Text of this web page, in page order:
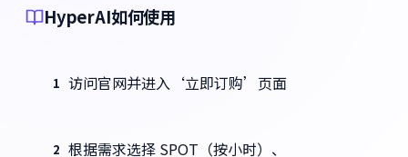
HyperAI如何使用
1 访问官网并进入‘立即订购’页面
2 根据需求选择 SPOT（按小时）、